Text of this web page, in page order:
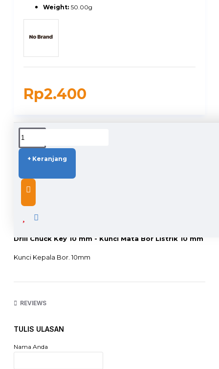
Rp2.400
Weight: 50.00g
+ Keranjang
DUKUNGAN PENGIRIMAN
DESCRIPTION
Drill Chuck Key 10 mm - Kunci Mata Bor Listrik 10 mm
Kunci Kepala Bor. 10mm
Hardened steel
REVIEWS
TULIS ULASAN
Nama Anda